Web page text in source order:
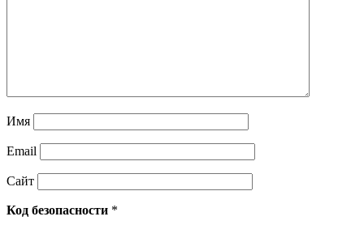
Имя
Email
Сайт
Код безопасности *